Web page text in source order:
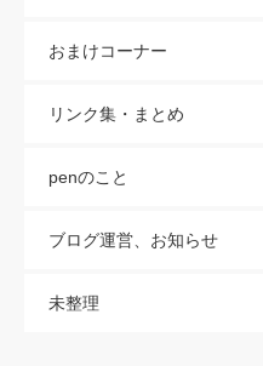
おまけコーナー
リンク集・まとめ
penのこと
ブログ運営、お知らせ
未整理